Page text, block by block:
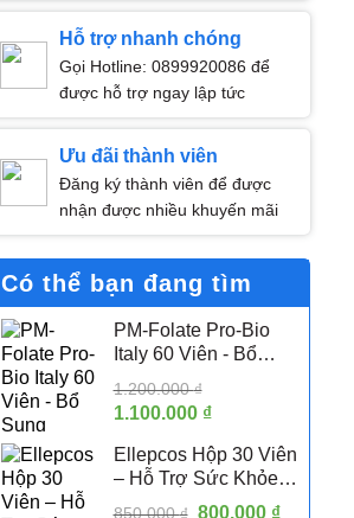
Hỗ trợ nhanh chóng
Gọi Hotline: 0899920086 để
được hỗ trợ ngay lập tức
Ưu đãi thành viên
Đăng ký thành viên để được
nhận được nhiều khuyến mãi
Có thể bạn đang tìm
PM-Folate Pro-Bio
Italy 60 Viên - Bổ
Tính 5-MTHF Hỗ Trợ
Sức Khỏe Sinh Sản
Nữ
1.200.000₫
Giá
là:
1.200.000 ₫.
1.100.000 ₫Giá
tại
là:
1.100.000 ₫.
Ellepcos Hộp 30 Viên
– Hỗ Trợ Sức Khỏe
Sinh Sản Nữ, Hỗ Trợ
850.000₫ Giá
800.000 ₫